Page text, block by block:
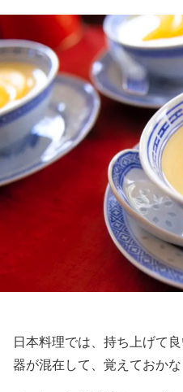
日本料理では、持ち上げて
器が混在して、覚えておかな